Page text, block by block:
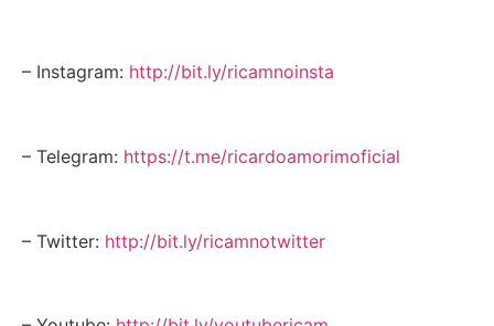
– Instagram: http://bit.ly/ricamnoinsta
– Telegram: https://t.me/ricardoamorimoficial
– Twitter: http://bit.ly/ricamnotwitter